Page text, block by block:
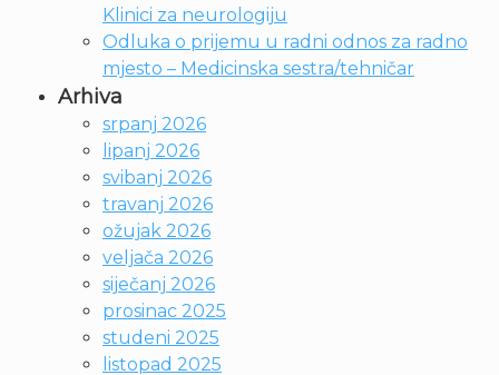
Klinici za neurologiju
Odluka o prijemu u radni odnos za radno
mjesto – Medicinska sestra/tehničar
Arhiva
srpanj 2026
lipanj 2026
svibanj 2026
travanj 2026
ožujak 2026
veljača 2026
siječanj 2026
prosinac 2025
studeni 2025
listopad 2025